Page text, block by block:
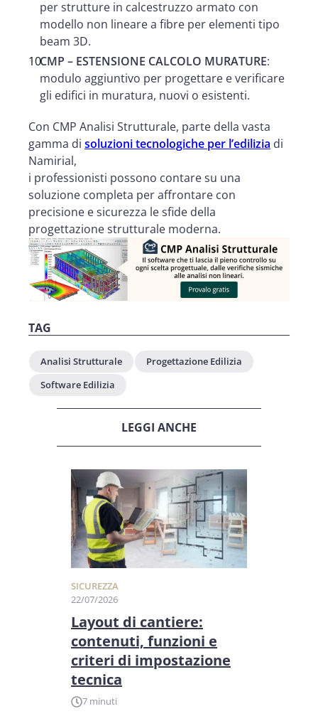
per strutture in calcestruzzo armato con
modello non lineare a fibre per elementi tipo
beam 3D.
CMP – ESTENSIONE CALCOLO MURATURE:
modulo aggiuntivo per progettare e verificare
gli edifici in muratura, nuovi o esistenti.
Con CMP Analisi Strutturale, parte della vasta
gamma di soluzioni tecnologiche per l’edilizia di
Namirial,
i professionisti possono contare su una
soluzione completa per affrontare con
precisione e sicurezza le sfide della
progettazione strutturale moderna.
TAG
Analisi Strutturale
Progettazione Edilizia
Software Edilizia
LEGGI ANCHE
SICUREZZA
22/07/2026
Layout di cantiere:
contenuti, funzioni e
criteri di impostazione
tecnica
7 minuti